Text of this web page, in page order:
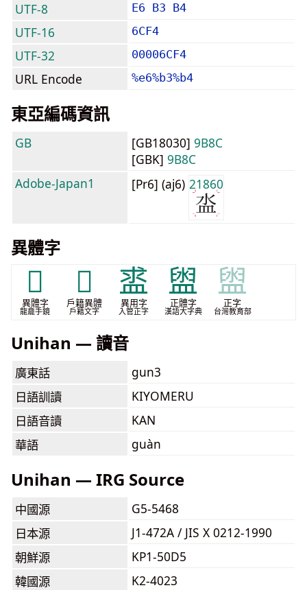
UTF-8 E6 B3 B4
UTF-16 6CF4
UTF-32 00006CF4
URL Encode %e6%b3%b4
東亞編碼資訊
GB [GB18030] 9B8C
[GBK] 9B8C
Adobe-Japan1
[Pr6] (aj6) 21860
異體字
𣹉
異體字
龍龕手鏡
𤃗
戶籍異體
戶籍文字
盚
異用字
入管正字
盥
正體字
漢語大字典
盥
正字
台灣教育部
Unihan — 讀音
廣東話
gun3
日語訓讀
KIYOMERU
日語音讀
KAN
華語
guàn
Unihan — IRG Source
中國源
G5-5468
日本源
J1-472A / JIS X 0212-1990
朝鮮源
KP1-50D5
韓國源
K2-4023